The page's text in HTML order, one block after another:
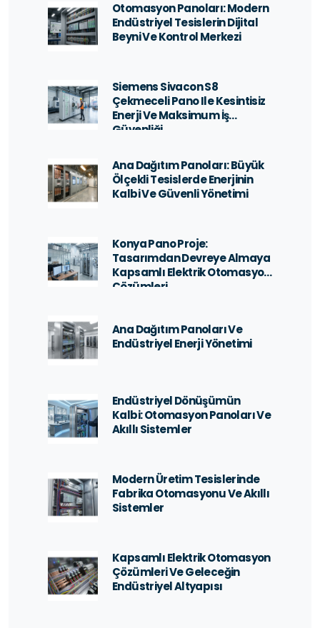
Otomasyon Panoları: Modern
Endüstriyel Tesislerin Dijital
Beyni Ve Kontrol Merkezi
Siemens Sivacon S8
Çekmeceli Pano Ile Kesintisiz
Enerji Ve Maksimum İş
Güvenliği
Ana Dağıtım Panoları: Büyük
Ölçekli Tesislerde Enerjinin
Kalbi Ve Güvenli Yönetimi
Konya Pano Proje:
Tasarımdan Devreye Almaya
Kapsamlı Elektrik Otomasyon
Çözümleri
Ana Dağıtım Panoları Ve
Endüstriyel Enerji Yönetimi
Endüstriyel Dönüşümün
Kalbi: Otomasyon Panoları Ve
Akıllı Sistemler
Modern Üretim Tesislerinde
Fabrika Otomasyonu Ve Akıllı
Sistemler
Kapsamlı Elektrik Otomasyon
Çözümleri Ve Geleceğin
Endüstriyel Altyapısı